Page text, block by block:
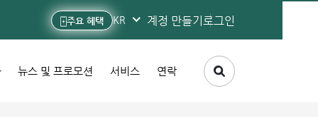
주요 혜택 KR 계정 만들기 로그인
뉴스 및 프로모션 서비스 연락